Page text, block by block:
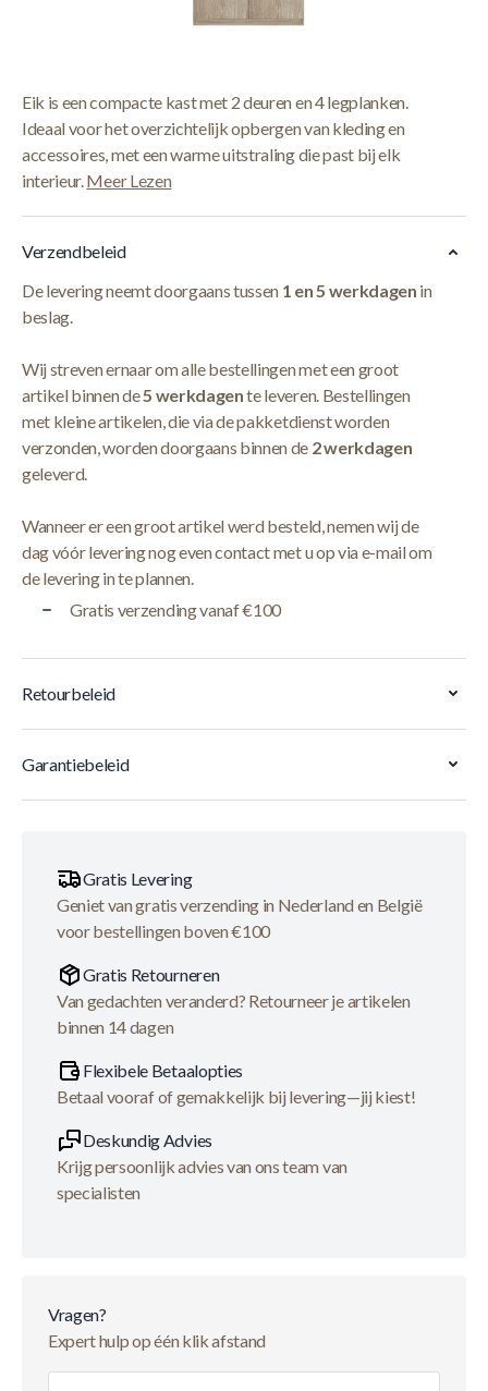
Eik is een compacte kast met 2 deuren en 4 legplanken.
Ideaal voor het overzichtelijk opbergen van kleding en
accessoires, met een warme uitstraling die past bij elk
interieur.Meer Lezen
Verzendbeleid
De levering neemt doorgaans tussen 1 en 5 werkdagen in
beslag.
Wij streven ernaar om alle bestellingen met een groot
artikel binnen de5 werkdagente leveren. Bestellingen
met kleine artikelen, die via de pakketdienst worden
verzonden, worden doorgaans binnen de 2 werkdagen
geleverd.
Wanneer er een groot artikel werd besteld, nemen wij de
dag vóór levering nog even contact met u op via e-mail om
de levering in te plannen.
Gratis verzending vanaf €100
Retourbeleid
Garantiebeleid
Gratis Levering
Geniet van gratis verzending in Nederland en België
voor bestellingen boven €100
Gratis Retourneren
Van gedachten veranderd? Retourneer je artikelen
binnen 14 dagen
Flexibele Betaalopties
Betaal vooraf of gemakkelijk bij levering—jij kiest!
Deskundig Advies
Krijg persoonlijk advies van ons team van
specialisten
Vragen?
Expert hulp op één klik afstand